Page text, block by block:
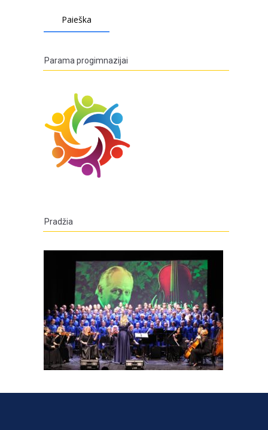
Parama progimnazijai
Pradžia